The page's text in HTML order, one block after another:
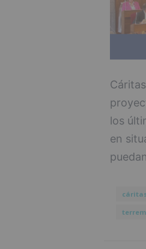
los
en
cáritas